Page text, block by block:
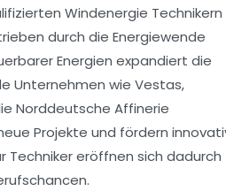
Windenergie Technikern
durch die Energiewende
Energien expandiert die
Unternehmen wie Vestas,
Norddeutsche Affinerie
Projekte und fördern
Techniker eröffnen sich dadurch